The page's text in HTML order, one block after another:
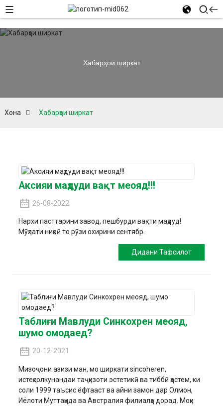
Хабарҳои ширкат
Хона Хабарҳои ширкат
Аксияи маҳдуди вақт меояд!!!
26-08-2022
Нархи пасттарини завод, пешбурди вақти маҳдуд!
Мӯҳлати ниҳоӣ то рӯзи охирини сентябр.
Дидани Тафсилот
Таблиғи Мавлуди Синкохрен меояд,
шумо омодаед?
20-12-2021
Мизоҷони азизи ман, мо ширкати sincoheren,
истеҳсолкунандаи таҷҳизоти эстетикӣ ва тиббӣ ҳастем, ки
соли 1999 таъсис ёфтааст ва айни замон дар Олмон,
Иёлоти Муттаҳида ва Австралия филиалҳо дорад. Моҳи